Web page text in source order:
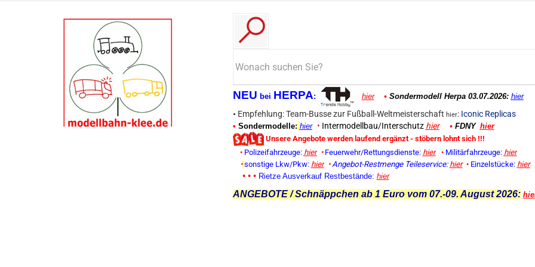
NEU bei HERPA: hier • Sondermodell Herpa 03.07.2026: hier
• Empfehlung: Team-Busse zur Fußball-Weltmeisterschaft hier: Iconic Replicas
• Sondermodelle: hier • Intermodellbau/Interschutz hier • FDNY hier
Unsere Angebote werden laufend ergänzt - stöbern lohnt sich !!!
•Polizeifahrzeuge: hier • Feuerwehr/Rettungsdienste: hier • Militärfahrzeuge: hier
• sonstige Lkw/Pkw: hier • Angebot-Restmenge Teileservice: hier • Einzelstücke: hier
• • • Rietze Ausverkauf Restbestände: hier
ANGEBOTE / Schnäppchen ab 1 Euro vom 07.-09. August 2026: